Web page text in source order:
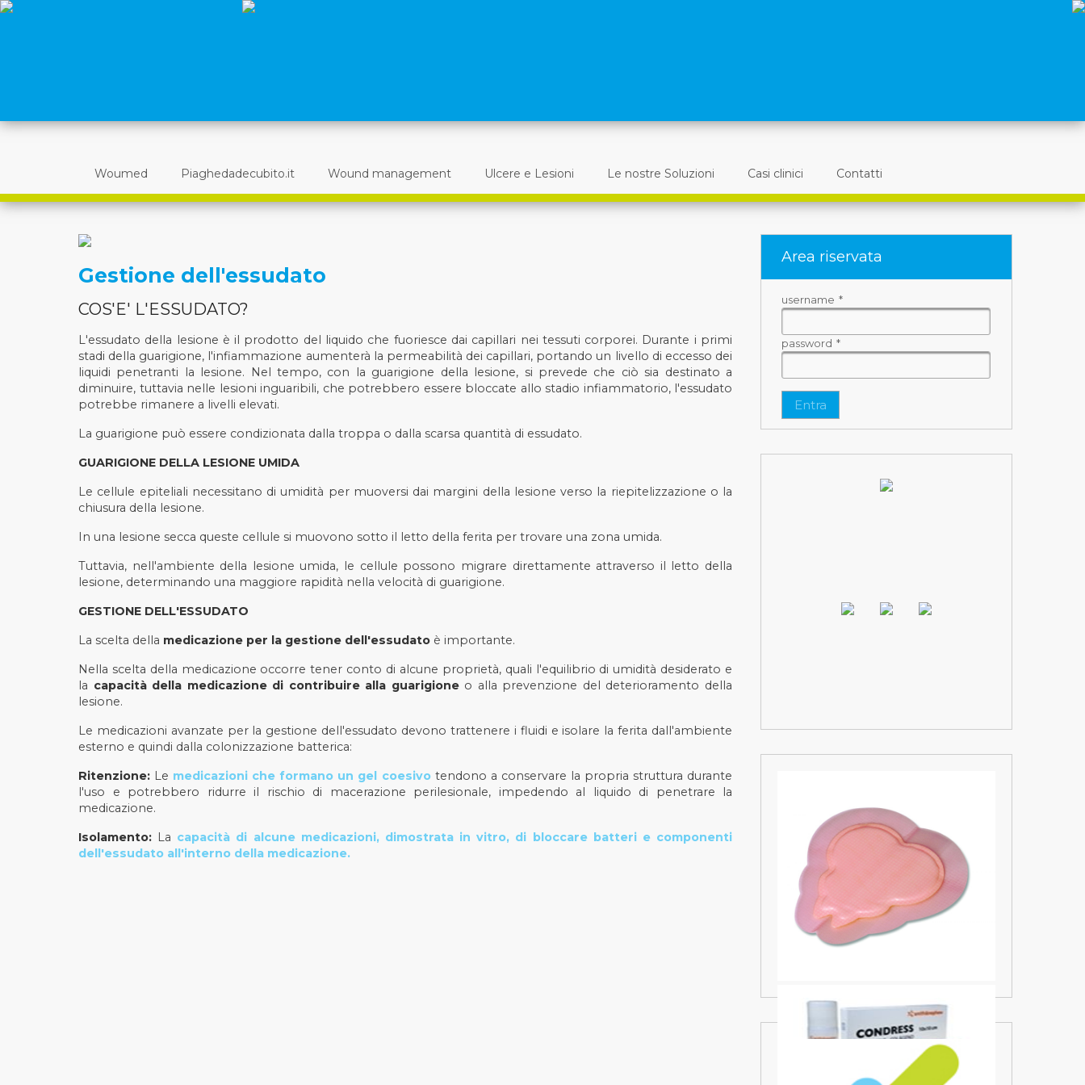
Woumed Piaghedadecubito.it Wound management Ulcere e Lesioni Le nostre Soluzioni Casi clinici Contatti
Area riservata
username *
password *
Entra
Gestione dell'essudato
COS'E' L'ESSUDATO?
L'essudato della lesione è il prodotto del liquido che fuoriesce dai capillari nei tessuti corporei. Durante i primi
stadi della guarigione, l'infiammazione aumenterà la permeabilità dei capillari, portando un livello di eccesso dei
liquidi penetranti la lesione. Nel tempo, con la guarigione della lesione, si prevede che ciò sia destinato a
diminuire, tuttavia nelle lesioni inguaribili, che potrebbero essere bloccate allo stadio infiammatorio, l'essudato
potrebbe rimanere a livelli elevati.
La guarigione può essere condizionata dalla troppa o dalla scarsa quantità di essudato.
GUARIGIONE DELLA LESIONE UMIDA
Le cellule epiteliali necessitano di umidità per muoversi dai margini della lesione verso la riepitelizzazione o la
chiusura della lesione.
In una lesione secca queste cellule si muovono sotto il letto della ferita per trovare una zona umida.
Tuttavia, nell'ambiente della lesione umida, le cellule possono migrare direttamente attraverso il letto della
lesione, determinando una maggiore rapidità nella velocità di guarigione.
GESTIONE DELL'ESSUDATO
La scelta della medicazione per la gestione dell'essudato è importante.
Nella scelta della medicazione occorre tener conto di alcune proprietà, quali l'equilibrio di umidità desiderato e
la capacità della medicazione di contribuire alla guarigioneo alla prevenzione del deterioramento della
lesione.
Le medicazioni avanzate per la gestione dell'essudato devono trattenere i fluidi e isolare la ferita dall'ambiente
esterno e quindi dalla colonizzazione batterica:
Ritenzione: Le medicazioni che formano un gel coesivotendono a conservare la propria struttura durante
l'uso e potrebbero ridurre il rischio di macerazione perilesionale, impedendo al liquido di penetrare la
medicazione.
Isolamento: La capacità di alcune medicazioni, dimostrata in vitro, di bloccare batteri e componenti
dell'essudato all'interno della medicazione.